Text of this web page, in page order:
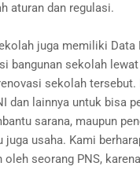
aturan dan regulasi.
juga memiliki Data
bangunan sekolah
sekolah tersebut.
lainnya untuk bisa
sarana, maupun
usaha. Kami
seorang PNS,